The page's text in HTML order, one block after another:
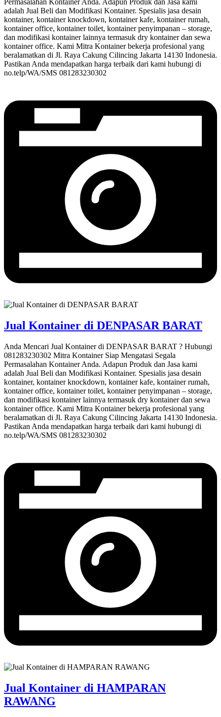
Permasalahan Kontainer Anda. Adapun Produk dan Jasa kami
adalah Jual Beli dan Modifikasi Kontainer. Spesialis jasa desain
kontainer, kontainer knockdown, kontainer kafe, kontainer rumah,
kontainer office, kontainer toilet, kontainer penyimpanan – storage,
dan modifikasi kontainer lainnya termasuk dry kontainer dan sewa
kontainer office. Kami Mitra Kontainer bekerja profesional yang
beralamatkan di Jl. Raya Cakung Cilincing Jakarta 14130 Indonesia.
Pastikan Anda mendapatkan harga terbaik dari kami hubungi di
no.telp/WA/SMS 081283230302
Jual Kontainer di DENPASAR BARAT
Anda Mencari Jual Kontainer di DENPASAR BARAT ? Hubungi
081283230302 Mitra Kontainer Siap Mengatasi Segala
Permasalahan Kontainer Anda. Adapun Produk dan Jasa kami
adalah Jual Beli dan Modifikasi Kontainer. Spesialis jasa desain
kontainer, kontainer knockdown, kontainer kafe, kontainer rumah,
kontainer office, kontainer toilet, kontainer penyimpanan – storage,
dan modifikasi kontainer lainnya termasuk dry kontainer dan sewa
kontainer office. Kami Mitra Kontainer bekerja profesional yang
beralamatkan di Jl. Raya Cakung Cilincing Jakarta 14130 Indonesia.
Pastikan Anda mendapatkan harga terbaik dari kami hubungi di
no.telp/WA/SMS 081283230302
Jual Kontainer di HAMPARAN
RAWANG